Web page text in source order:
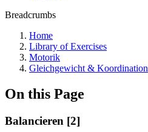
Breadcrumbs
Home
Library of Exercises
Motorik
Gleichgewicht & Koordination
On this Page
Balancieren [2]